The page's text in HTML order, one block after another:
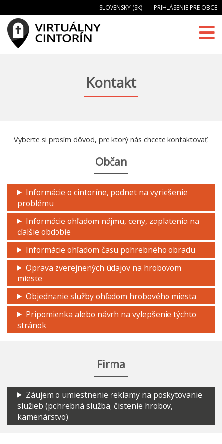
SLOVENSKY (SK) PRIHLÁSENIE PRE OBCE
Kontakt
Vyberte si prosím dôvod, pre ktorý nás chcete kontaktovať:
Občan
Informácie o cintoríne, podnet na vyriešenie
problému
Informácie ohľadom nájmu, ceny, zaplatenia na
ďalšie obdobie
Informácie ohľadom času pohrebného obradu
Oprava zverejnených údajov na hrobovom
mieste
Objednanie služby ohľadom hrobového miesta
Pripomienka alebo návrh na vylepšenie týchto
stránok
Firma
Záujem o umiestnenie reklamy na poskytovanie
služieb (pohrebná služba, čistenie hrobov,
kamenárstvo)